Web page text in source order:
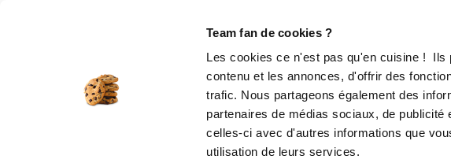
Team fan de cookies ?
Les cookies ce n'est pas qu'en cuisine ! Ils
contenu et les annonces, d'offrir des
trafic. Nous partageons également des
partenaires de médias sociaux, de
celles-ci avec d'autres informations que
utilisation de leurs services.